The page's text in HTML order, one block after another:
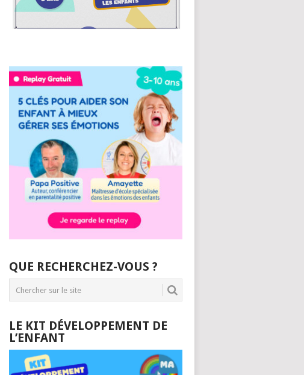
QUE RECHERCHEZ-VOUS ?
LE KIT DÉVELOPPEMENT DE
L’ENFANT